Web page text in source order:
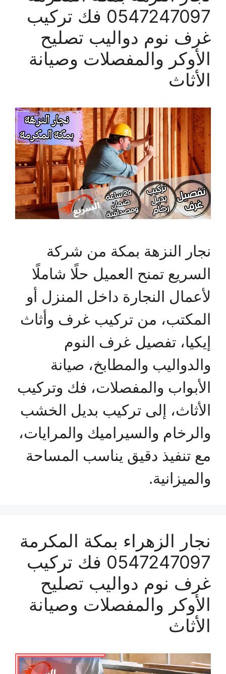
0547247097 فك تركيب
غرف نوم دواليب تصليح
الأوكر والمفصلات وصيانة
الأثاث
نجار النزهة بمكة من شركة
السريع تمنح العميل حلًا شاملًا
لأعمال النجارة داخل المنزل أو
المكتب، من تركيب غرف وأثاث
إيكيا، تفصيل غرف النوم
والدواليب والمطابخ، صيانة
الأبواب والمفصلات، فك وتركيب
الأثاث، إلى تركيب بديل الخشب
والرخام والسيراميك والمرايات،
مع تنفيذ دقيق يناسب المساحة
والميزانية.
نجار الزهراء بمكة المكرمة
0547247097 فك تركيب
غرف نوم دواليب تصليح
الأوكر والمفصلات وصيانة
الأثاث